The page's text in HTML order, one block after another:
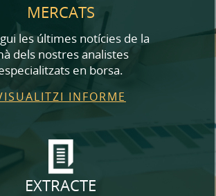
MERCATS
les últimes notícies de la
dels nostres analistes
en borsa.
INFORME
EXTRACTE